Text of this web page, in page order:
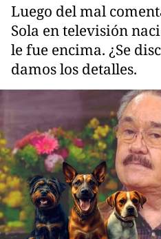
Luego del mal
Sola en televisión
le fue encima. ¿Se
damos los detalles.